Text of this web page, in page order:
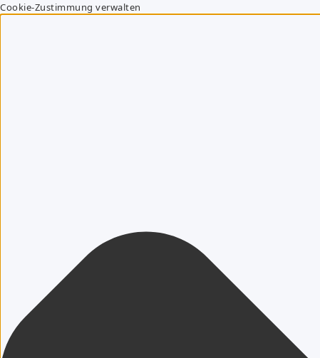
Cookie-Zustimmung verwalten